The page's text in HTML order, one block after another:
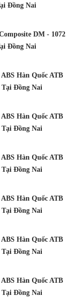
Đồng Nai
DM - 1072
Đồng Nai
Hàn Quốc ATB
Tại Đồng Nai
Hàn Quốc ATB
Tại Đồng Nai
Hàn Quốc ATB
Tại Đồng Nai
Hàn Quốc ATB
Tại Đồng Nai
Hàn Quốc ATB
Tại Đồng Nai
Hàn Quốc ATB
Tại Đồng Nai